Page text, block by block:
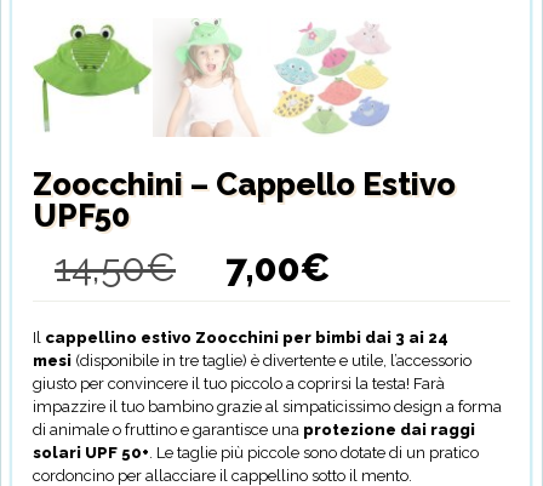
Zoocchini – Cappello Estivo
UPF50
14,50€ prezzo
era:
14,50€.
7,00€
è:
7,00€.
Il cappellino estivo Zoocchini per bimbi dai 3 ai 24
mesi (disponibile in tre taglie) è divertente e utile, l’accessorio
giusto per convincere il tuo piccolo a coprirsi la testa! Farà
impazzire il tuo bambino grazie al simpaticissimo design a forma
di animale o fruttino e garantisce una protezione dai raggi
solari UPF 50+ . Le taglie più piccole sono dotate di un pratico
cordoncino per allacciare il cappellino sotto il mento.